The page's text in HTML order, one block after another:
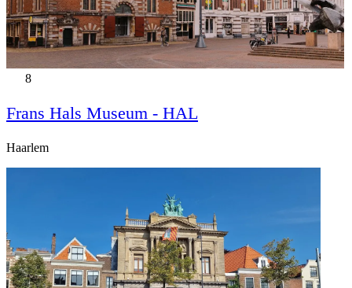
8
Frans Hals Museum - HAL
Haarlem